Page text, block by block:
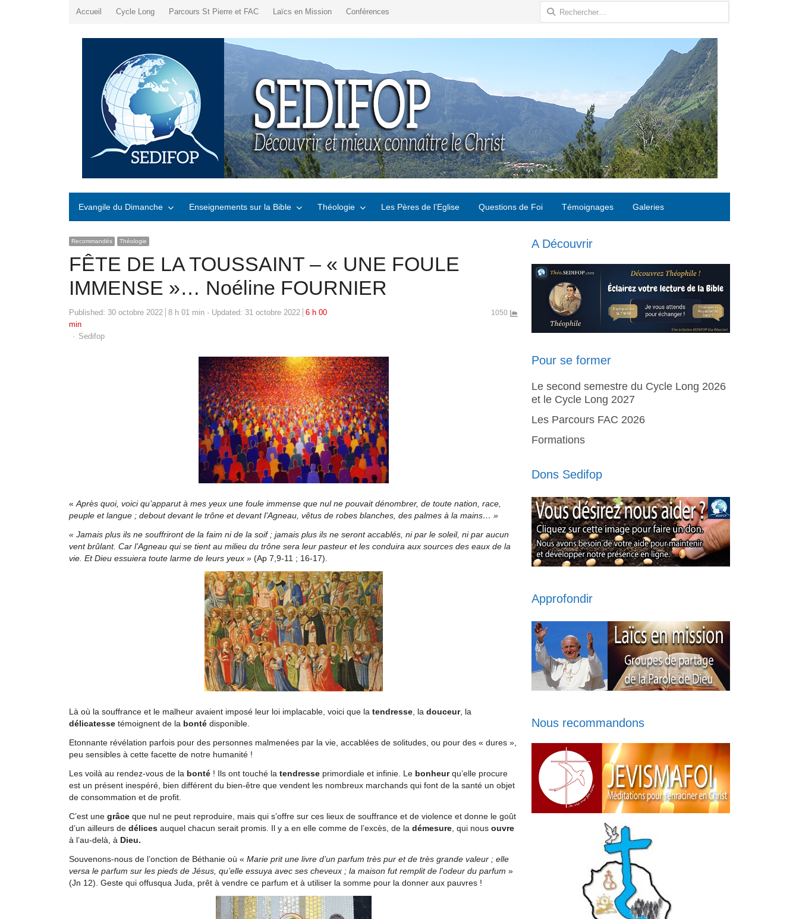
Accueil Cycle Long Parcours St Pierre et FAC Laïcs en Mission Conférences Rechercher :
Evangile du Dimanche Enseignements sur la Bible Théologie Les Pères de l’Eglise Questions de Foi Témoignages Galeries
Recommandés Théologie
FÊTE DE LA TOUSSAINT – « UNE FOULE
IMMENSE »… Noéline FOURNIER
Published: 30 octobre 2022 8 h 01 min Updated: 31 octobre 2022 6 h 00
min
Author
Sedifop
1050
« Après quoi, voici qu’apparut à mes yeux une foule immense que nul ne pouvait dénombrer, de toute nation, race,
peuple et langue ; debout devant le trône et devant l’Agneau, vêtus de robes blanches, des palmes à la mains… »
« Jamais plus ils ne souffriront de la faim ni de la soif ; jamais plus ils ne seront accablés, ni par le soleil, ni par aucun
vent brûlant. Car l’Agneau qui se tient au milieu du trône sera leur pasteur et les conduira aux sources des eaux de la
vie. Et Dieu essuiera toute larme de leurs yeux » (Ap 7,9-11 ; 16-17).
Là où la souffrance et le malheur avaient imposé leur loi implacable, voici que la tendresse , la douceur, la
délicatesse témoignent de la bonté disponible.
Etonnante révélation parfois pour des personnes malmenées par la vie, accablées de solitudes, ou pour des « dures »,
peu sensibles à cette facette de notre humanité !
Les voilà au rendez-vous de la bonté ! Ils ont touché la tendresse primordiale et infinie. Le bonheurqu’elle procure
est un présent inespéré, bien différent du bien‑être que vendent les nombreux marchands qui font de la santé un objet
de consommation et de profit.
C’est une grâce que nul ne peut reproduire, mais qui s’offre sur ces lieux de souffrance et de violence et donne le goût
d’un ailleurs de délices auquel chacun serait promis. Il y a en elle comme de l’excès, de la démesure , qui nous ouvre
à l’au-delà, à Dieu.
Souvenons-nous de l’onction de Béthanie où « Marie prit une livre d’un parfum très pur et de très grande valeur ; elle
versa le parfum sur les pieds de Jésus, qu’elle essuya avec ses cheveux ; la maison fut remplit de l’odeur du parfum »
(Jn 12). Geste qui offusqua Juda, prêt à vendre ce parfum et à utiliser la somme pour la donner aux pauvres !
A Découvrir
Pour se former
Le second semestre du Cycle Long 2026
et le Cycle Long 2027
Les Parcours FAC 2026
Formations
Dons Sedifop
Approfondir
Nous recommandons